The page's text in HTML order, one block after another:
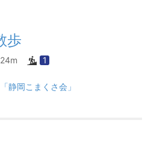
歩
1
岡こまくさ会」